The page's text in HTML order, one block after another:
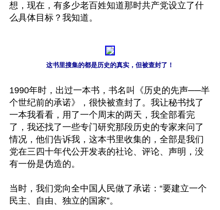
想，现在，有多少老百姓知道那时共产党设立了什
么具体目标？我知道。
这书里搜集的都是历史的真实，但被查封了！
1990年时，出过一本书，书名叫《历史的先声──半
个世纪前的承诺》，很快被查封了。我让秘书找了
一本我看看，用了一个周末的两天，我全部看完
了，我还找了一些专门研究那段历史的专家来问了
情况，他们告诉我，这本书里收集的，全部是我们
党在三四十年代公开发表的社论、评论、声明，没
有一份是伪造的。
当时，我们党向全中国人民做了承诺：“要建立一个
民主、自由、独立的国家”。